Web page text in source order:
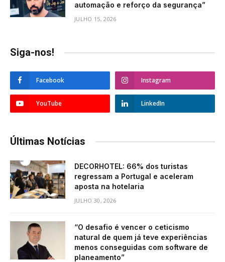
automação e reforço da segurança”
JULHO 15, 2026
Siga-nos!
Facebook Instagram
YouTube LinkedIn
Últimas Notícias
DECORHOTEL: 66% dos turistas
regressam a Portugal e aceleram
aposta na hotelaria
JULHO 30, 2026
“O desafio é vencer o ceticismo
natural de quem já teve experiências
menos conseguidas com software de
planeamento”